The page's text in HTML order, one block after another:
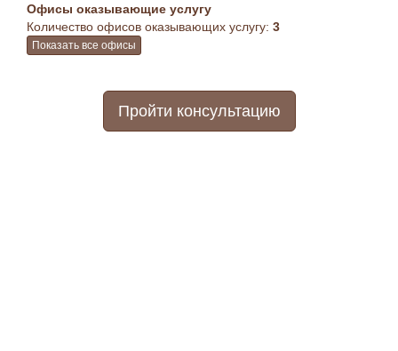
Офисы оказывающие услугу
Количество офисов оказывающих услугу: 3
Показать все офисы
Пройти консультацию